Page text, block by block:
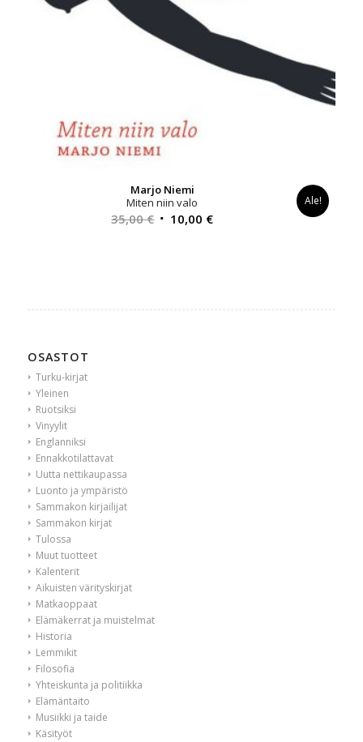
Marjo Niemi
Miten niin valo
35,00€ Alkuperäinen
10,00 €Nykyinen
Ale!
OSASTOT
Turku-kirjat
Yleinen
Ruotsiksi
Vinyylit
Englanniksi
Ennakkotilattavat
Uutta nettikaupassa
Luonto ja ympäristö
Sammakon kirjailijat
Sammakon kirjat
Tulossa
Muut tuotteet
Kalenterit
Aikuisten värityskirjat
Matkaoppaat
Elämäkerrat ja muistelmat
Historia
Lemmikit
Filosofia
Yhteiskunta ja politiikka
Elämäntaito
Musiikki ja taide
Käsityöt